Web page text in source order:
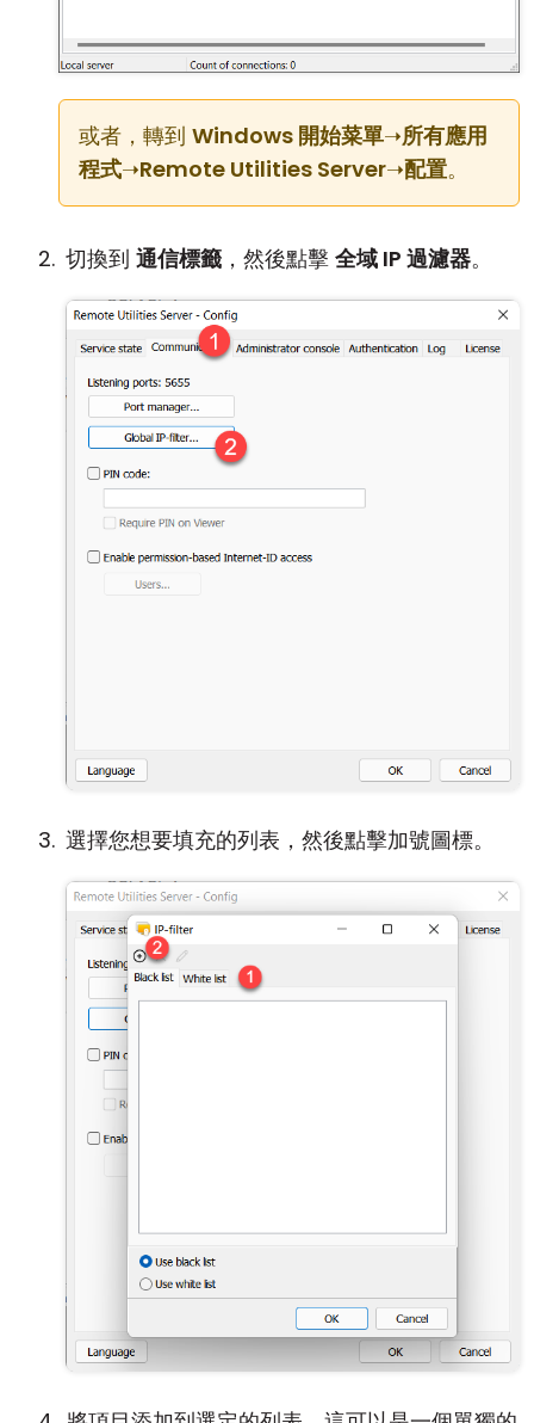
或者，轉到 Windows 開始菜單➝所有應用
程式➝Remote Utilities Server➝配置。
切換到 通信標籤 ，然後點擊 全域 IP 過濾器。
選擇您想要填充的列表，然後點擊加號圖標。